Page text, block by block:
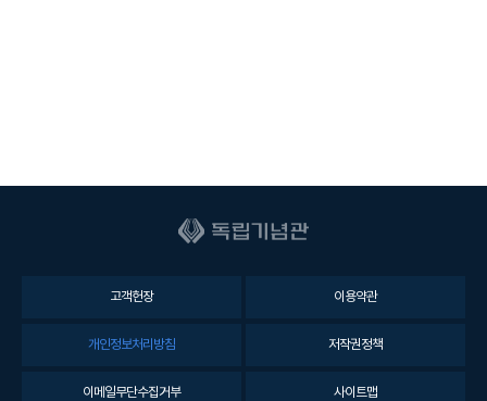
고객헌장 이용약관
개인정보처리방침 저작권정책
이메일무단수집거부 사이트맵